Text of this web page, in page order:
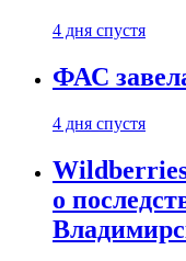
4 дня спустя
ФАС
4 дня спустя
о